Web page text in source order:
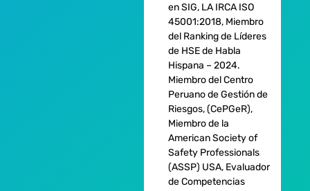
en SIG, LA IRCA ISO
45001:2018, Miembro
del Ranking de Líderes
de HSE de Habla
Hispana – 2024.
Miembro del Centro
Peruano de Gestión de
Riesgos, (CePGeR),
Miembro de la
American Society of
Safety Professionals
(ASSP) USA, Evaluador
de Competencias